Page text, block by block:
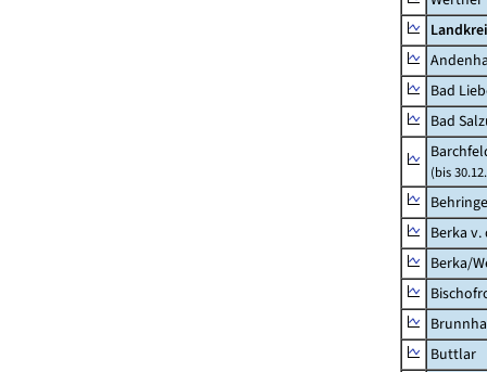
Bad
Bad
(bis
Berka v.
Berka/
Buttlar